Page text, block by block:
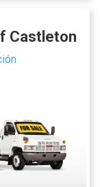
Castleton